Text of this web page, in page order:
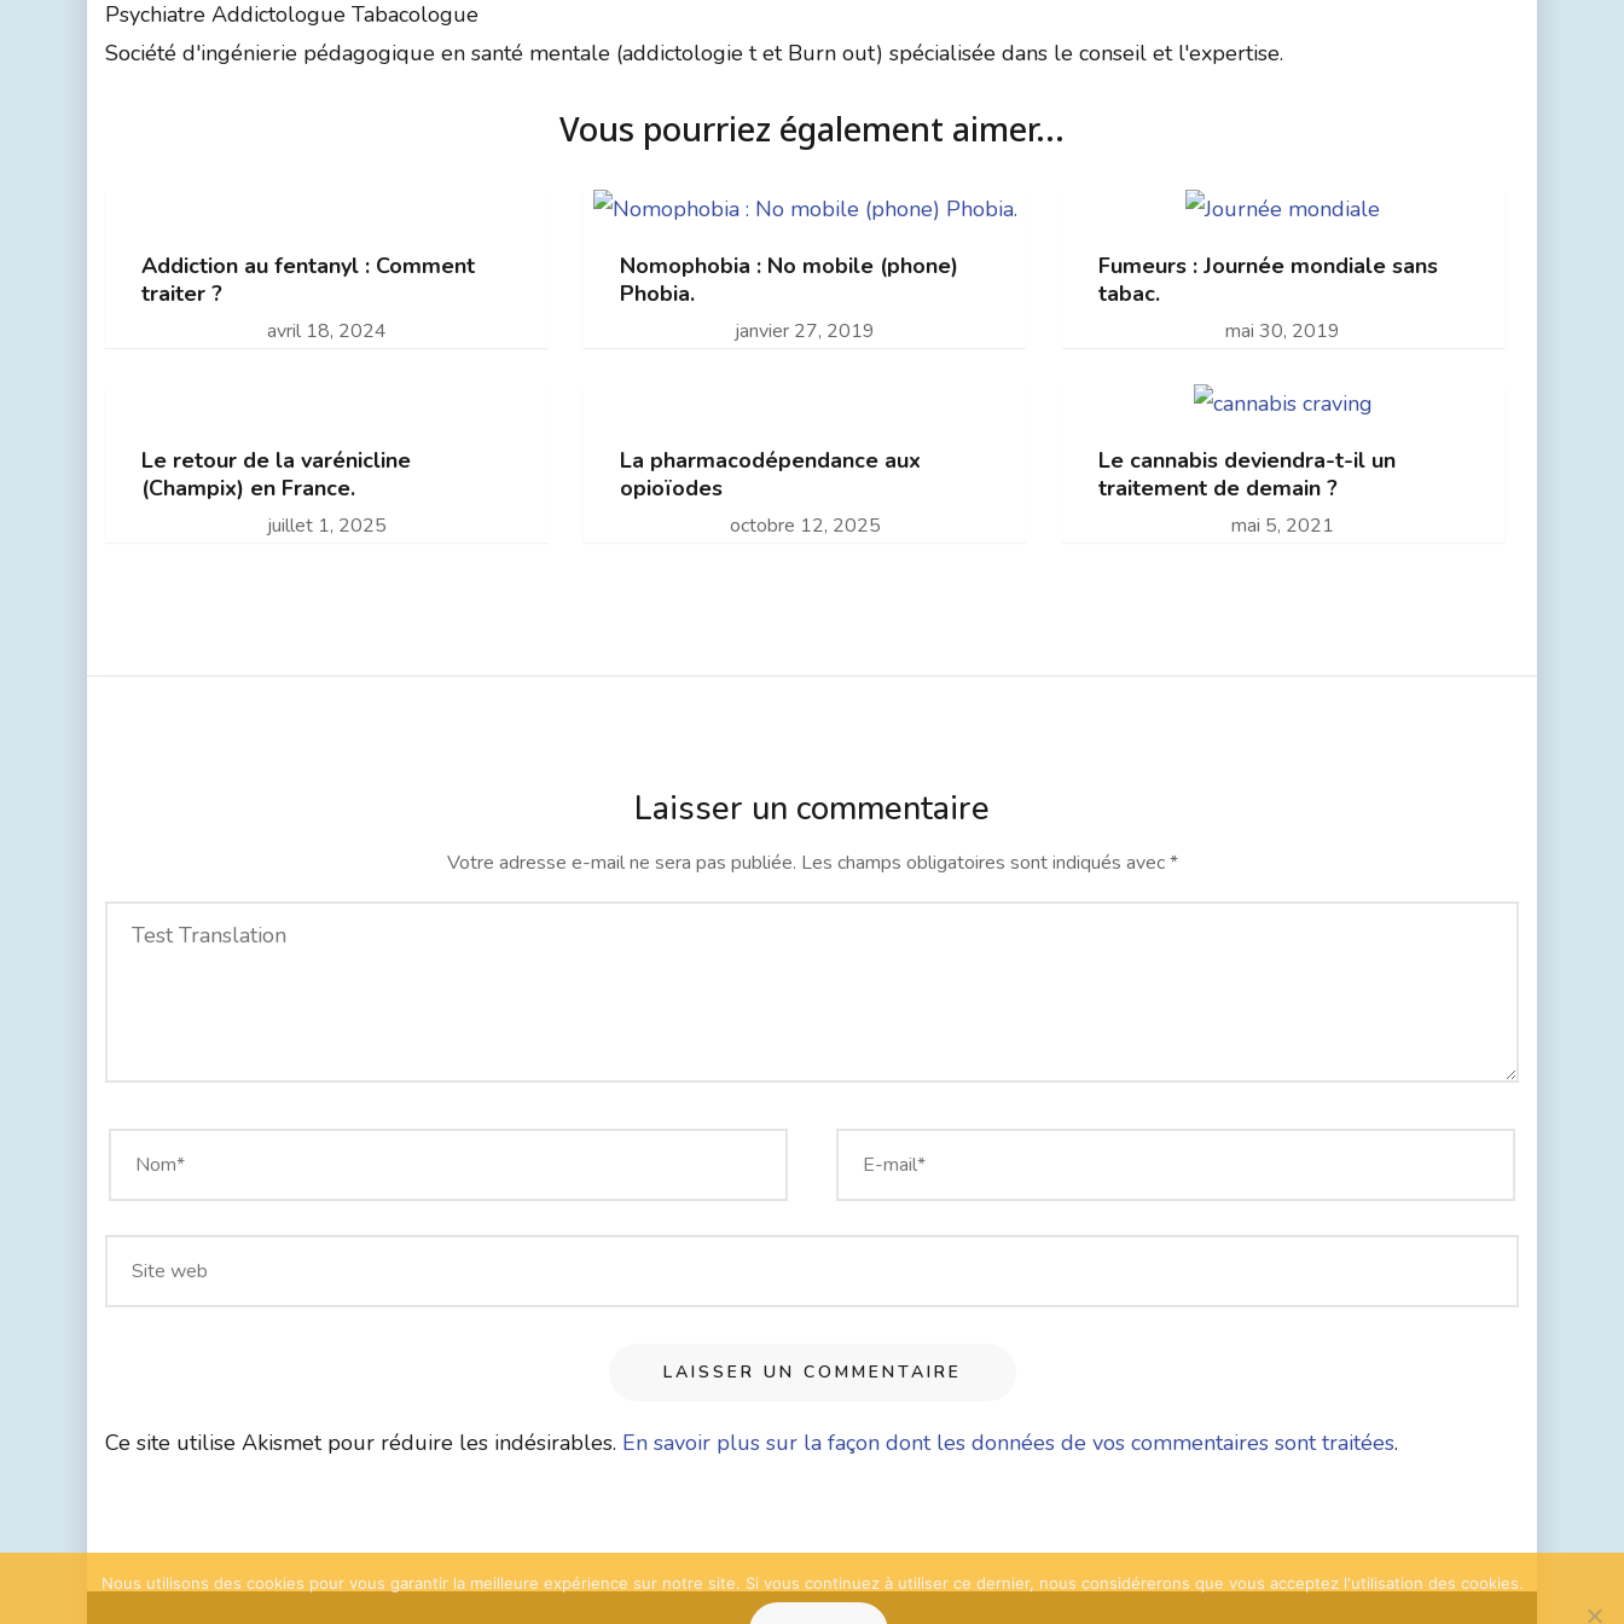
Psychiatre Addictologue Tabacologue
Société d'ingénierie pédagogique en santé mentale (addictologie t et Burn out) spécialisée dans le conseil et l'expertise.
Vous pourriez également aimer...
Addiction au fentanyl : Comment
traiter ?
avril 18, 2024
Nomophobia : No mobile (phone)
Phobia.
janvier 27, 2019
Fumeurs : Journée mondiale sans
tabac.
mai 30, 2019
Le retour de la varénicline
(Champix) en France.
juillet 1, 2025
La pharmacodépendance aux
opioïodes
octobre 12, 2025
Le cannabis deviendra-t-il un
traitement de demain ?
mai 5, 2021
Laisser un commentaire
Votre adresse e-mail ne sera pas publiée. Les champs obligatoires sont indiqués avec*
Ce site utilise Akismet pour réduire les indésirables. En savoir plus sur la façon dont les données de vos commentaires sont traitées.
Nous utilisons des cookies pour vous garantir la meilleure expérience sur notre site. Si vous continuez à utiliser ce dernier, nous considérerons que vous acceptez l'utilisation des cookies.